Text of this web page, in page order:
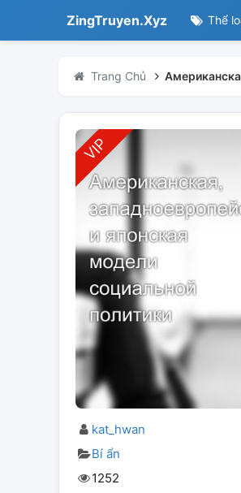
ZingTruyen.Xyz Thể
Trang Chủ
kat_hwan
Bí ẩn
1252